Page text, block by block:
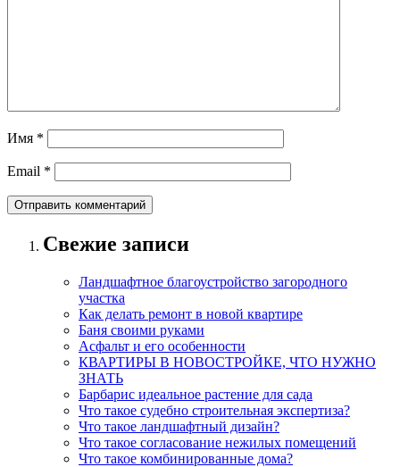
Имя *
Email *
Свежие записи
Ландшафтное благоустройство загородного
участка
Как делать ремонт в новой квартире
Баня своими руками
Асфальт и его особенности
КВАРТИРЫ В НОВОСТРОЙКЕ, ЧТО НУЖНО
ЗНАТЬ
Барбарис идеальное растение для сада
Что такое судебно строительная экспертиза?
Что такое ландшафтный дизайн?
Что такое согласование нежилых помещений
Что такое комбинированные дома?